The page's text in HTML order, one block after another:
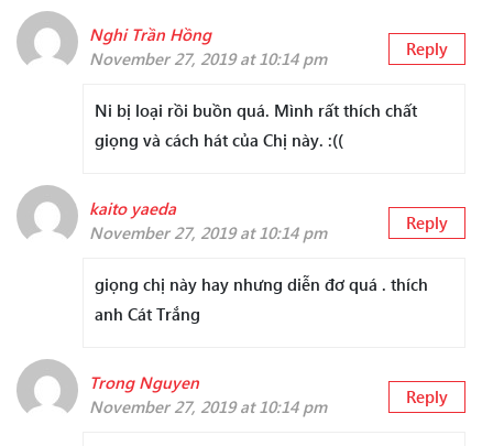
Nghi Trần Hồng
November 27, 2019 at 10:14 pm
Reply
Ni bị loại rồi buồn quá. Mình rất thích chất
giọng và cách hát của Chị này. :((
kaito yaeda
November 27, 2019 at 10:14 pm
Reply
giọng chị này hay nhưng diễn đơ quá . thích
anh Cát Trắng
Trong Nguyen
November 27, 2019 at 10:14 pm
Reply